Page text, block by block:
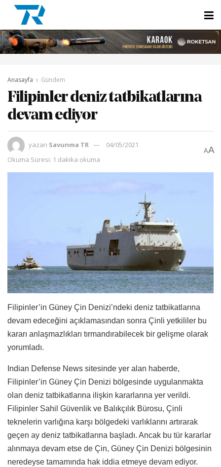
Anasayfa Gündem
Filipinler deniz tatbikatlarına
devam ediyor
yazan Savunma TR
04/05/2021
Okuma Süresi: 1 dakika okuma
AA
Filipinler’in Güney Çin Denizi’ndeki deniz tatbikatlarına
devam edeceğini açıklamasından sonra Çinli yetkililer bu
kararı anlaşmazlıkları tırmandırabilecek bir gelişme olarak
yorumladı.
Indian Defense News sitesinde yer alan haberde,
Filipinler’in Güney Çin Denizi bölgesinde uygulanmakta
olan deniz tatbikatlarına ilişkin kararlarına yer verildi.
Filipinler Sahil Güvenlik ve Balıkçılık Bürosu, Çinli
teknelerin varlığına karşı bölgedeki varlıklarını artırarak
geçen ay deniz tatbikatlarına başladı. Ancak bu tür kararlar
alınmaya devam etse de Çin, Güney Çin Denizi bölgesinin
neredeyse tamamında hak iddia etmeye devam ediyor.